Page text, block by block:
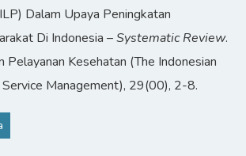
Dalam Upaya Peningkatan
Di Indonesia –Systematic Review.
Pelayanan Kesehatan (The Indonesian
Management), 29(00), 2-8.